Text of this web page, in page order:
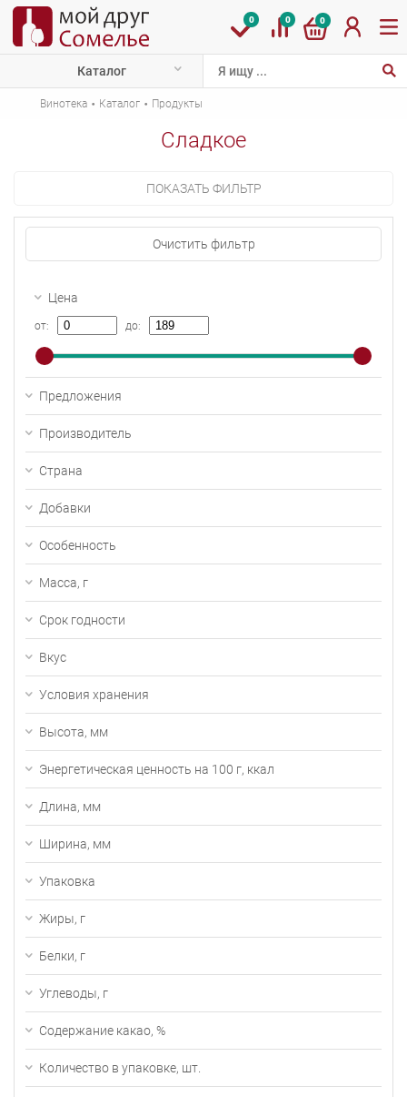
0 0 0
Каталог
Винотека · Каталог · Продукты
Сладкое
ПОКАЗАТЬ ФИЛЬТР
Очистить фильтр
Цена
от: до:
Предложения
Производитель
Страна
Добавки
Особенность
Масса, г
Срок годности
Вкус
Условия хранения
Высота, мм
Энергетическая ценность на 100 г, ккал
Длина, мм
Ширина, мм
Упаковка
Жиры, г
Белки, г
Углеводы, г
Содержание какао, %
Количество в упаковке, шт.